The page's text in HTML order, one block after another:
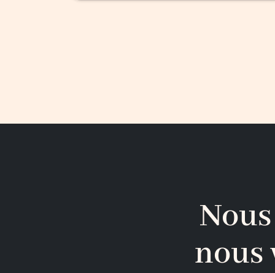
nous